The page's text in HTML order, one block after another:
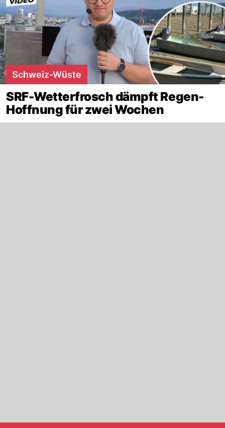
Schweiz-Wüste
SRF-Wetterfrosch dämpft Regen-
Hoffnung für zwei Wochen